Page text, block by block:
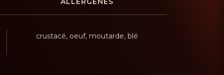
crustacé, oeuf, moutarde, blé